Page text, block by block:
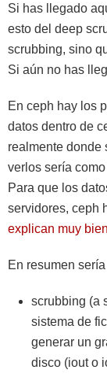
Si has llegado
esto del deep
scrubbing, sino
Si aún no has
En ceph hay los
datos dentro de
realmente donde
verlos sería
Para que los
servidores, ceph
explican muy bien
En resumen sería
scrubbing (a
sistema de
generar un
disco (iout o